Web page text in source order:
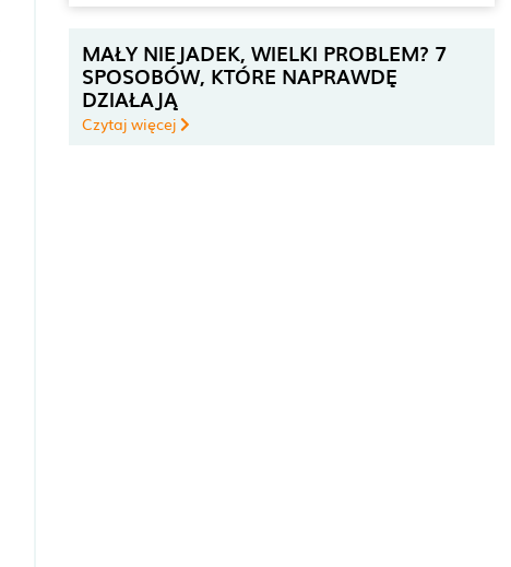
MAŁY NIEJADEK, WIELKI PROBLEM? 7
SPOSOBÓW, KTÓRE NAPRAWDĘ
DZIAŁAJĄ
Czytaj więcej